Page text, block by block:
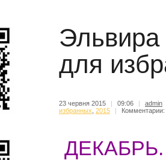
для
23 червня 2015 | 09:06 | admin
избранных 2015 | Комментарии: